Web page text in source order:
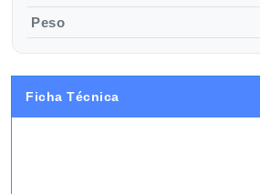
Peso
Ficha Técnica